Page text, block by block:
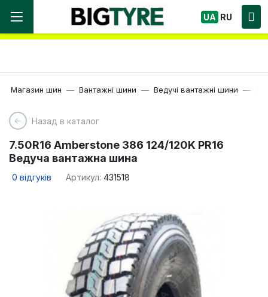
Ми працюємо! Великий вибір Шин, швидка
доставка по Україні!
UA RU
Магазин шин Вантажні шини Ведучі вантажні шини
Назад в каталог
7.50R16 Amberstone 386 124/120K PR16
Ведуча вантажна шина
0 відгуків Артикул: 431518